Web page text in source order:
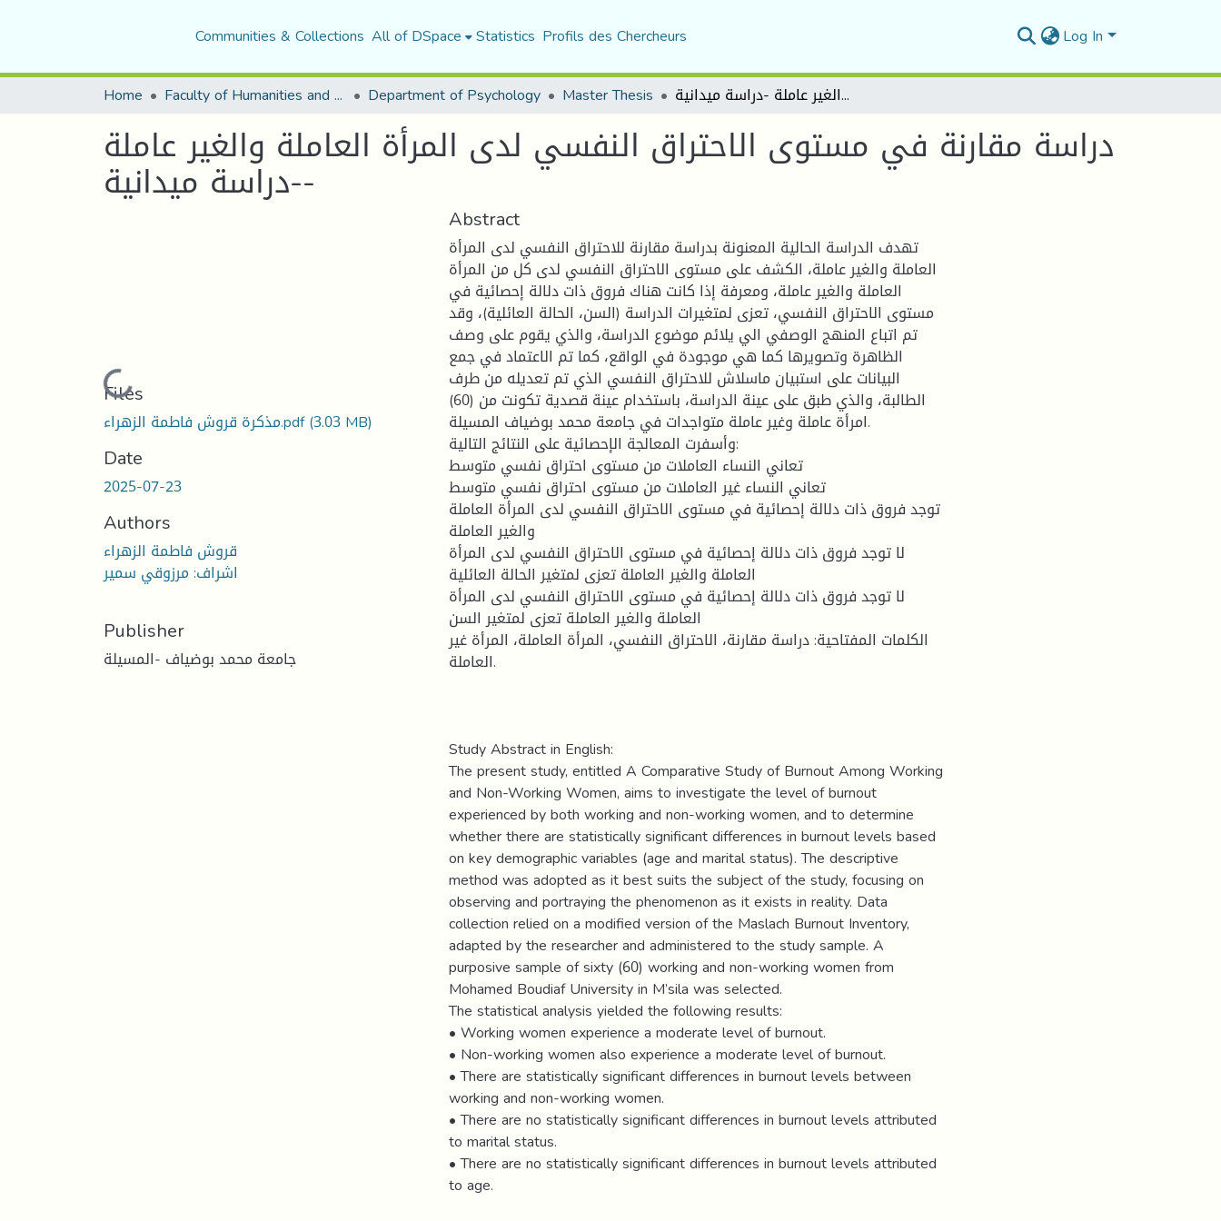
Communities & Collections All of DSpace Statistics Profils des Chercheurs Log In
Home Faculty of Humanities and Social Sciences Department of Psychology Master Thesis دراسة مقارنة في مستوى الاحتراق النفسي لدى المرأة العاملة والغير عاملة -دراسة ميدانية-
دراسة مقارنة في مستوى الاحتراق النفسي لدى المرأة العاملة والغير عاملة
-دراسة ميدانية-
Loading...
Files
مذكرة قروش فاطمة الزهراء.pdf(3.03 MB)
Date
2025-07-23
Authors
قروش فاطمة الزهراء
اشراف: مرزوقي سمير
Publisher
جامعة محمد بوضياف -المسيلة
Abstract
تهدف الدراسة الحالية المعنونة بدراسة مقارنة للاحتراق النفسي لدى المرأة
العاملة والغير عاملة، الكشف على مستوى الاحتراق النفسي لدى كل من المرأة
العاملة والغير عاملة، ومعرفة إذا كانت هناك فروق ذات دلالة إحصائية في
مستوى الاحتراق النفسي، تعزى لمتغيرات الدراسة (السن، الحالة العائلية)، وقد
تم اتباع المنهج الوصفي الي يلائم موضوع الدراسة، والذي يقوم على وصف
الظاهرة وتصويرها كما هي موجودة في الواقع، كما تم الاعتماد في جمع
البيانات على استبيان ماسلاش للاحتراق النفسي الذي تم تعديله من طرف
الطالبة، والذي طبق على عينة الدراسة، باستخدام عينة قصدية تكونت من (60)
امرأة عاملة وغير عاملة متواجدات في جامعة محمد بوضياف المسيلة.
وأسفرت المعالجة الإحصائية على النتائج التالية:
تعاني النساء العاملات من مستوى احتراق نفسي متوسط
تعاني النساء غير العاملات من مستوى احتراق نفسي متوسط
توجد فروق ذات دلالة إحصائية في مستوى الاحتراق النفسي لدى المرأة العاملة
والغير العاملة
لا توجد فروق ذات دلالة إحصائية في مستوى الاحتراق النفسي لدى المرأة
العاملة والغير العاملة تعزى لمتغير الحالة العائلية
لا توجد فروق ذات دلالة إحصائية في مستوى الاحتراق النفسي لدى المرأة
العاملة والغير العاملة تعزى لمتغير السن
الكلمات المفتاحية: دراسة مقارنة، الاحتراق النفسي، المرأة العاملة، المرأة غير
العاملة.
Study Abstract in English:
The present study, entitled A Comparative Study of Burnout Among Working
and Non-Working Women, aims to investigate the level of burnout
experienced by both working and non-working women, and to determine
whether there are statistically significant differences in burnout levels based
on key demographic variables (age and marital status). The descriptive
method was adopted as it best suits the subject of the study, focusing on
observing and portraying the phenomenon as it exists in reality. Data
collection relied on a modified version of the Maslach Burnout Inventory,
adapted by the researcher and administered to the study sample. A
purposive sample of sixty (60) working and non-working women from
Mohamed Boudiaf University in M’sila was selected.
The statistical analysis yielded the following results:
• Working women experience a moderate level of burnout.
• Non-working women also experience a moderate level of burnout.
• There are statistically significant differences in burnout levels between
working and non-working women.
• There are no statistically significant differences in burnout levels attributed
to marital status.
• There are no statistically significant differences in burnout levels attributed
to age.